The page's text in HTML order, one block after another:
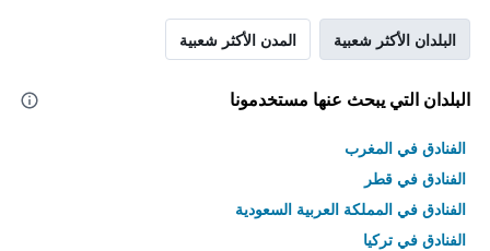
البلدان الأكثر شعبية المدن الأكثر شعبية
البلدان التي يبحث عنها مستخدمونا
الفنادق في المغرب
الفنادق في قطر
الفنادق في المملكة العربية السعودية
الفنادق في تركيا